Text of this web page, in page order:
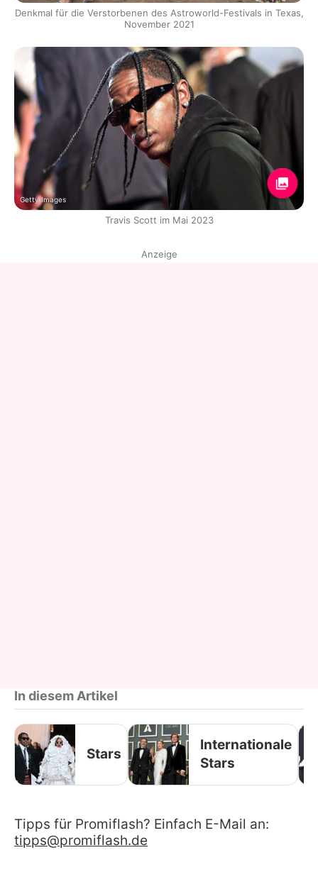
Denkmal für die Verstorbenen des Astroworld-Festivals in Texas,
November 2021
Getty Images
Travis Scott im Mai 2023
Anzeige
In diesem Artikel
Stars
Internationale
Stars
Tipps für Promiflash? Einfach E-Mail an:
tipps@promiflash.de